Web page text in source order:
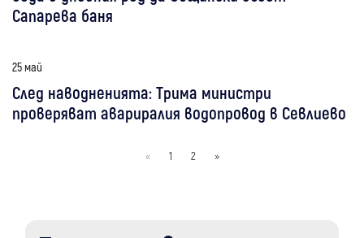
Сапарева баня
25 май
След наводненията: Трима министри
проверяват авариралия водопровод в Севлиево
« 1 2 »